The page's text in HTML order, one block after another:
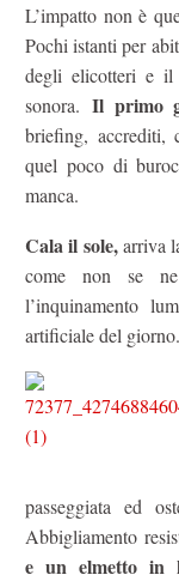
L’impatto non è
Pochi istanti per
degli elicotteri e il
sonora. Il primo
briefing, accrediti,
quel poco di
manca.
Cala il sole,arriva
come non se
l’inquinamento
artificiale del giorno.
passeggiata ed
Abbigliamento
e un elmetto in